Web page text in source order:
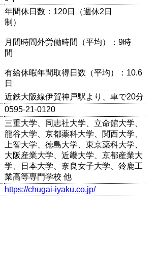
年間休日数：120日（週休2日
制）
月間時間外労働時間（平均）：9時
間
有給休暇年間取得日数（平均）：10.6
日
近鉄大阪線伊賀神戸駅より、車で20分
0595-21-0120
三重大学、同志社大学、立命館大学、
龍谷大学、京都薬科大学、関西大学、
上智大学、徳島大学、東京薬科大学、
大阪産業大学、近畿大学、京都産業大
学、日本大学、奈良女子大学、鈴鹿工
業高等専門学校 他
https://chugai-iyaku.co.jp/